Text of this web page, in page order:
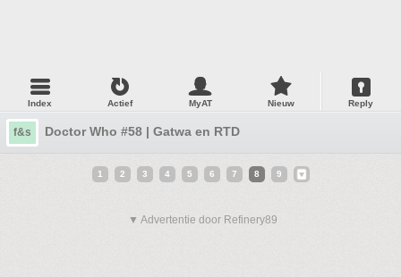
Index Actief MyAT Nieuw Reply
f&s Doctor Who #58 | Gatwa en RTD
1 2 3 4 5 6 7 8 9
▼ Advertentie door Refinery89